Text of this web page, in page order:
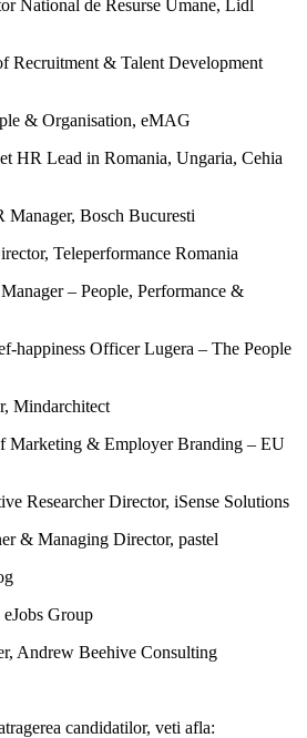
National de Resurse Umane, Lidl
Recruitment & Talent Development
& Organisation, eMAG
HR Lead in Romania, Ungaria, Cehia
Manager, Bosch Bucuresti
Teleperformance Romania
– People, Performance &
happiness Officer Lugera – The People
Mindarchitect
Marketing & Employer Branding – EU
Researcher Director, iSense Solutions
& Managing Director, pastel
Group
Andrew Beehive Consulting
candidatilor, veti afla: